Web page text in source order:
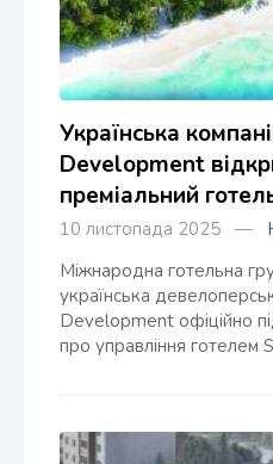
Українська
Development
преміальний
10 листопада 2025 —
Міжнародна готельна
українська
Development офіційно
про управління готелем